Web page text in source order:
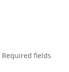
Required fields